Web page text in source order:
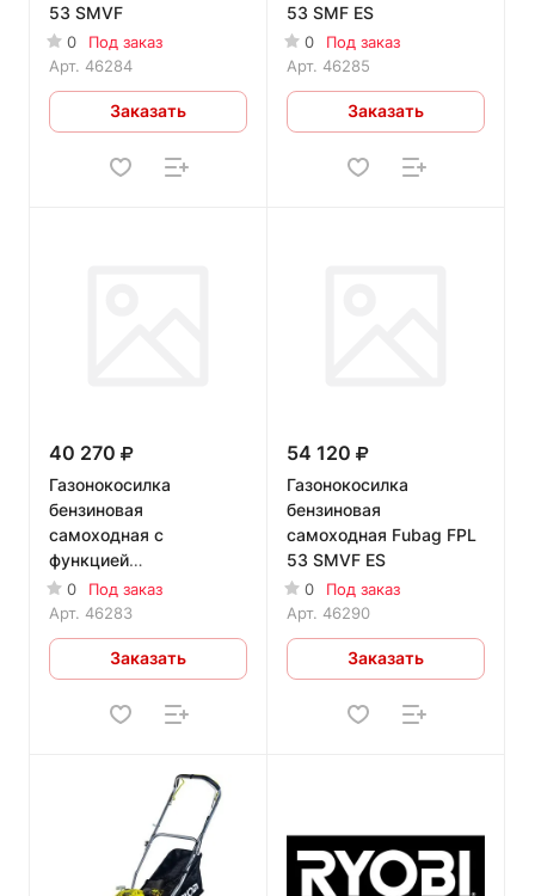
53 SMVF
0
Под заказ
Арт. 46284
Заказать
53 SMF ES
0
Под заказ
Арт. 46285
Заказать
40 270
Газонокосилка
бензиновая
самоходная с
функцией
вертикального
хранения Fubag FPL 53
SMF
0
Под заказ
Арт. 46283
Заказать
54 120
Газонокосилка
бензиновая
самоходная Fubag FPL
53 SMVF ES
0
Под заказ
Арт. 46290
Заказать